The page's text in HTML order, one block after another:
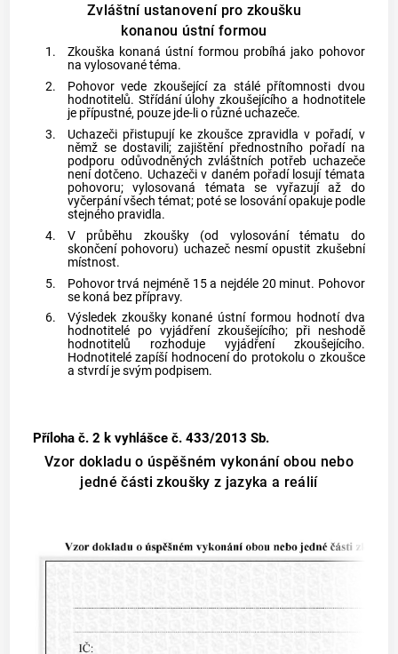
Zvláštní ustanovení pro zkoušku
konanou ústní formou
1.
Zkouška konaná ústní formou probíhá jako pohovor
na vylosované téma.
2.
Pohovor vede zkoušející za stálé přítomnosti dvou
hodnotitelů. Střídání úlohy zkoušejícího a hodnotitele
je přípustné, pouze jde-li o různé uchazeče.
3.
Uchazeči přistupují ke zkoušce zpravidla v pořadí, v
němž se dostavili; zajištění přednostního pořadí na
podporu odůvodněných zvláštních potřeb uchazeče
není dotčeno. Uchazeči v daném pořadí losují témata
pohovoru; vylosovaná témata se vyřazují až do
vyčerpání všech témat; poté se losování opakuje podle
stejného pravidla.
4.
V průběhu zkoušky (od vylosování tématu do
skončení pohovoru) uchazeč nesmí opustit zkušební
místnost.
5.
Pohovor trvá nejméně 15 a nejdéle 20 minut. Pohovor
se koná bez přípravy.
6.
Výsledek zkoušky konané ústní formou hodnotí dva
hodnotitelé po vyjádření zkoušejícího; při neshodě
hodnotitelů rozhoduje vyjádření zkoušejícího.
Hodnotitelé zapíší hodnocení do protokolu o zkoušce
a stvrdí je svým podpisem.
Příloha č. 2 k vyhlášce č. 433/2013 Sb.
Vzor dokladu o úspěšném vykonání obou nebo
jedné části zkoušky z jazyka a reálií